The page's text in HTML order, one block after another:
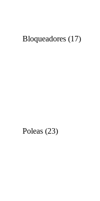
Bloqueadores (17)
Poleas (23)